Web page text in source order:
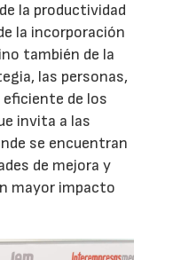
la productividad
la incorporación
también de la
las personas,
de los
invita a las
se encuentran
de mejora y
mayor impacto